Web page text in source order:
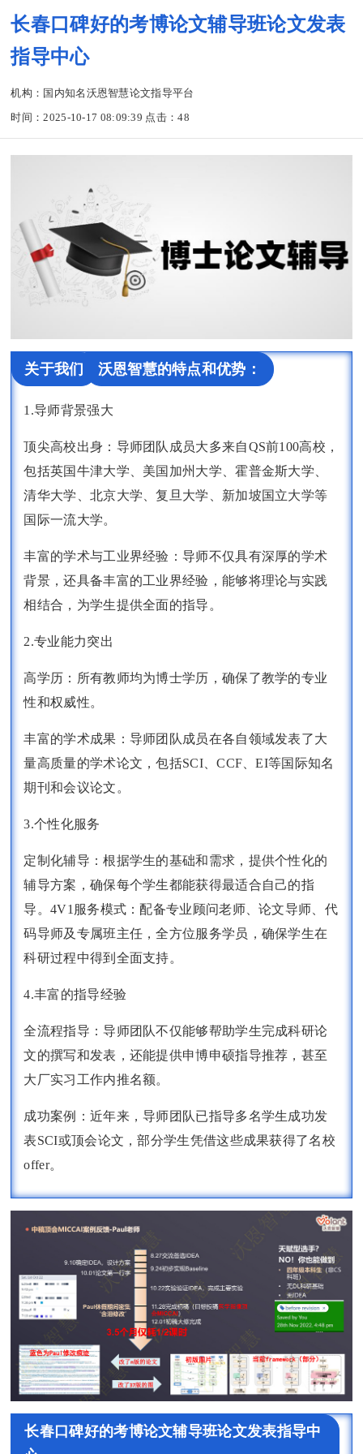
长春口碑好的考博论文辅导班论文发表
指导中心
机构：国内知名沃恩智慧论文指导平台
时间：2025-10-17 08:09:39 点击：48
关于我们 沃恩智慧的特点和优势：
1.导师背景强大
顶尖高校出身：导师团队成员大多来自QS前100高校，
包括英国牛津大学、美国加州大学、霍普金斯大学、
清华大学、北京大学、复旦大学、新加坡国立大学等
国际一流大学。
丰富的学术与工业界经验：导师不仅具有深厚的学术
背景，还具备丰富的工业界经验，能够将理论与实践
相结合，为学生提供全面的指导。
2.专业能力突出
高学历：所有教师均为博士学历，确保了教学的专业
性和权威性。
丰富的学术成果：导师团队成员在各自领域发表了大
量高质量的学术论文，包括SCI、CCF、EI等国际知名
期刊和会议论文。
3.个性化服务
定制化辅导：根据学生的基础和需求，提供个性化的
辅导方案，确保每个学生都能获得最适合自己的指
导。4V1服务模式：配备专业顾问老师、论文导师、代
码导师及专属班主任，全方位服务学员，确保学生在
科研过程中得到全面支持。
4.丰富的指导经验
全流程指导：导师团队不仅能够帮助学生完成科研论
文的撰写和发表，还能提供申博申硕指导推荐，甚至
大厂实习工作内推名额。
成功案例：近年来，导师团队已指导多名学生成功发
表SCI或顶会论文，部分学生凭借这些成果获得了名校
offer。
长春口碑好的考博论文辅导班论文发表指导中